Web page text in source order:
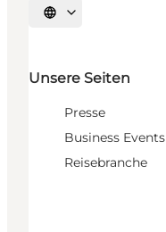
Sprache auswählen
Unsere Seiten
Presse
Business Events
Reisebranche